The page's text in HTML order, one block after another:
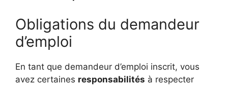
Obligations du demandeur
d’emploi
En tant que demandeur d’emploi inscrit, vous
avez certaines responsabilités à respecter